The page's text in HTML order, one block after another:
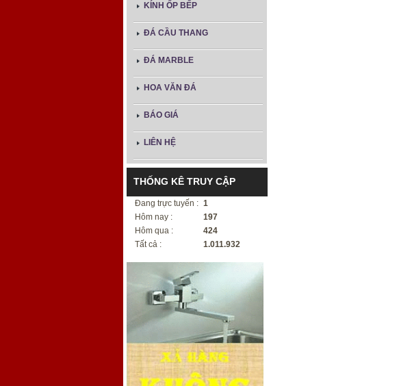
KÍNH ỐP BẾP
ĐÁ CẦU THANG
ĐÁ MARBLE
HOA VĂN ĐÁ
BÁO GIÁ
LIÊN HỆ
THỐNG KÊ TRUY CẬP
Đang trực tuyến : 1
Hôm nay :
197
Hôm qua :
424
Tất cả :
1.011.932